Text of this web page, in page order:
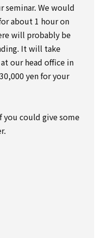
seminar. We would
about 1 hour on
will probably be
It will take
our head office in
yen for your
you could give some